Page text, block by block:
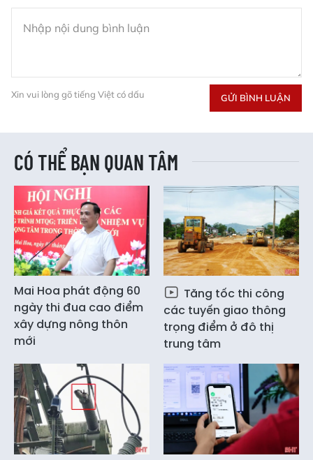
Xin vui lòng gõ tiếng Việt có dấu GỬI BÌNH LUẬN
CÓ THỂ BẠN QUAN TÂM
Mai Hoa phát động 60
ngày thi đua cao điểm
xây dựng nông thôn
mới
Tăng tốc thi công
các tuyến giao thông
trọng điểm ở đô thị
trung tâm